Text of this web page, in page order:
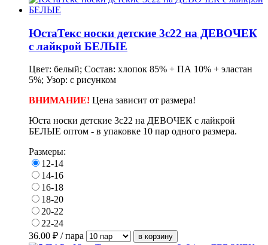
ЮстаТекс носки детские 3с22 на ДЕВОЧЕК
с лайкрой БЕЛЫЕ
Цвет: белый; Состав: хлопок 85% + ПА 10% + эластан
5%; Узор: с рисунком
ВНИМАНИЕ! Цена зависит от размера!
Юста носки детские 3с22 на ДЕВОЧЕК с лайкрой
БЕЛЫЕ оптом - в упаковке 10 пар одного размера.
Размеры:
12-14
14-16
16-18
18-20
20-22
22-24
36.00 ₽ / пара